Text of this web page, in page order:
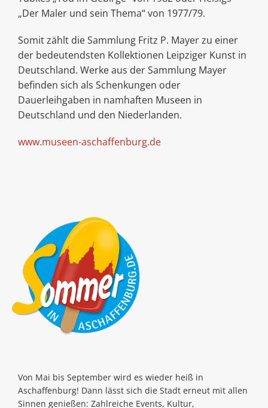
„Der Maler und sein Thema“ von 1977/79.
Somit zählt die Sammlung Fritz P. Mayer zu einer
der bedeutendsten Kollektionen Leipziger Kunst in
Deutschland. Werke aus der Sammlung Mayer
befinden sich als Schenkungen oder
Dauerleihgaben in namhaften Museen in
Deutschland und den Niederlanden.
www.museen-aschaffenburg.de
Von Mai bis September wird es wieder heiß in
Aschaffenburg! Dann lässt sich die Stadt erneut mit allen
Sinnen genießen: Zahlreiche Events, Kultur,